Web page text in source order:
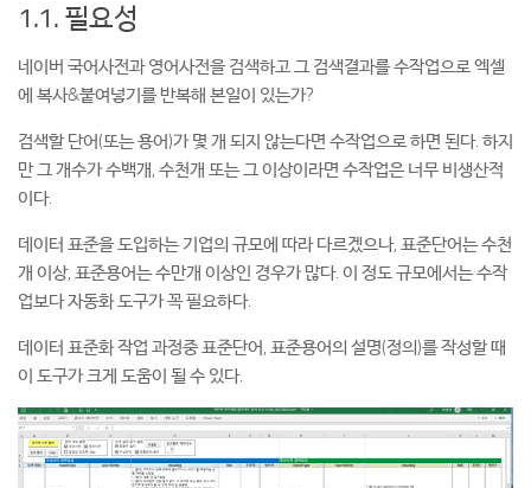
1.1. 필요성
네이버 국어사전과 영어사전을 검색하고 그 검색결과를 수작업으로 엑셀
에 복사&붙여넣기를 반복해 본일이 있는가?
검색할 단어(또는 용어)가 몇 개 되지 않는다면 수작업으로 하면 된다. 하지
만 그 개수가 수백개, 수천개 또는 그 이상이라면 수작업은 너무 비생산적
이다.
데이터 표준을 도입하는 기업의 규모에 따라 다르겠으나, 표준단어는 수천
개 이상, 표준용어는 수만개 이상인 경우가 많다. 이 정도 규모에서는 수작
업보다 자동화 도구가 꼭 필요하다.
데이터 표준화 작업 과정중 표준단어, 표준용어의 설명(정의)를 작성할 때
이 도구가 크게 도움이 될 수 있다.